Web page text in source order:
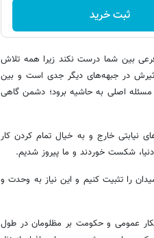
ثبت خرید
بین شما درست نکند زیرا همه تلاش
در جبهه‌های دیگر جدی است و بین
مسئله اصلی به حاشیه برود؛ دشمن گاهی
نیابتی خارج و به خیال تمام کردن کار
شکست خوردند و ما پیروز شدیم.
را تثبیت کنیم و این نیاز به وحدت و
عمومی و حکومت بر مظلومان در طول